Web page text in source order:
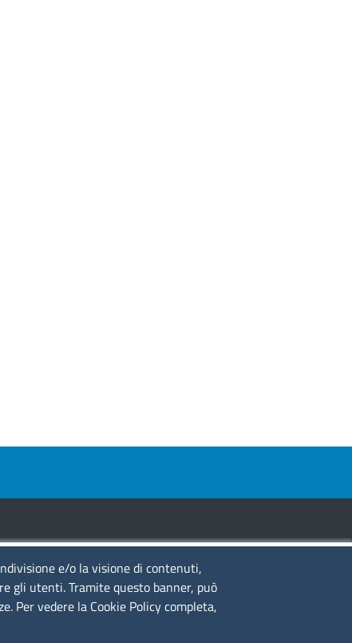
su
e/o la visione di contenuti,
gli utenti. Tramite questo banner, può
Per vedere la Cookie Policy completa,